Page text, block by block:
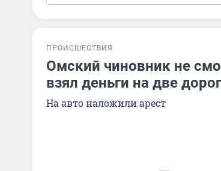
ПРОИСШЕСТВИЯ
Омский чиновник не
взял деньги на две
На авто наложили арест